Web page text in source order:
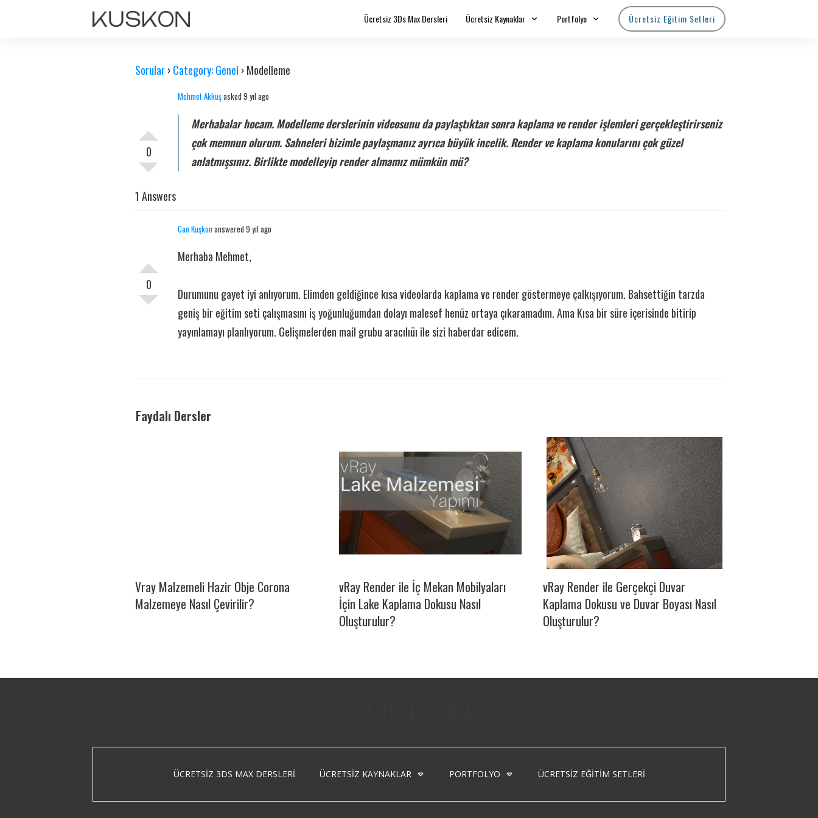
Ücretsiz 3Ds Max Dersleri Ücretsiz Kaynaklar Portfolyo Ücretsiz Eğitim Setleri
Sorular›Category: Genel ›Modelleme
0
Mehmet Akkuşasked 9 yıl ago
Merhabalar hocam. Modelleme derslerinin videosunu da paylaştıktan sonra kaplama ve render işlemleri gerçekleştirirseniz
çok memnun olurum. Sahneleri bizimle paylaşmanız ayrıca büyük incelik. Render ve kaplama konularını çok güzel
anlatmışsınız. Birlikte modelleyip render almamız mümkün mü?
1 Answers
0
Can Kuşkonanswered 9 yıl ago
Merhaba Mehmet,
Durumunu gayet iyi anlıyorum. Elimden geldiğince kısa videolarda kaplama ve render göstermeye çalkışıyorum. Bahsettiğin tarzda
geniş bir eğitim seti çalışmasını iş yoğunluğumdan dolayı malesef henüz ortaya çıkaramadım. Ama Kısa bir süre içerisinde bitirip
yayınlamayı planlıyorum. Gelişmelerden mail grubu aracılıüı ile sizi haberdar edicem.
Faydalı Dersler
Vray Malzemeli Hazir Obje Corona
Malzemeye Nasıl Çevirilir?
vRay Render ile İç Mekan Mobilyaları
İçin Lake Kaplama Dokusu Nasıl
Oluşturulur?
vRay Render ile Gerçekçi Duvar
Kaplama Dokusu ve Duvar Boyası Nasıl
Oluşturulur?
ÜCRETSIZ 3DS MAX DERSLERI ÜCRETSIZ KAYNAKLAR PORTFOLYO ÜCRETSIZ EĞITIM SETLERI